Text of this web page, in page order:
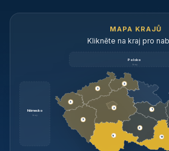
MAPA KRAJŮ
Klikněte na kraj pro
Polsko
brzy
Německo
brzy
3
9
3
3
3
3
1
2
11